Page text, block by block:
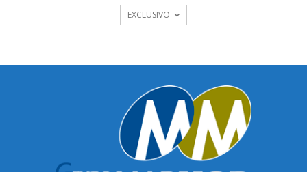
EXCLUSIVO